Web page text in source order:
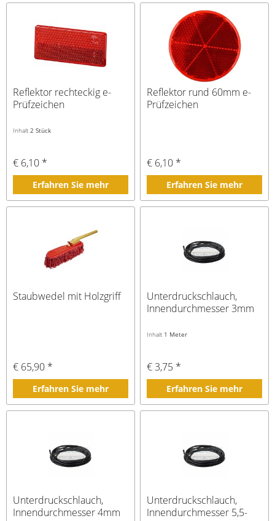
Reflektor rechteckig e-
Prüfzeichen
Inhalt2 Stück
€ 6,10 *
Erfahren Sie mehr
Reflektor rund 60mm e-
Prüfzeichen
€ 6,10 *
Erfahren Sie mehr
Staubwedel mit Holzgriff
€ 65,90 *
Erfahren Sie mehr
Unterdruckschlauch,
Innendurchmesser 3mm
Inhalt 1 Meter
€ 3,75 *
Erfahren Sie mehr
Unterdruckschlauch,
Innendurchmesser 4mm
Unterdruckschlauch,
Innendurchmesser 5,5-